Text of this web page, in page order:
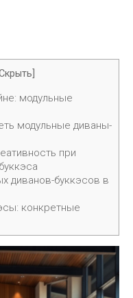
модульные
модульные диваны-
при
диванов-буккэсов в
конкретные